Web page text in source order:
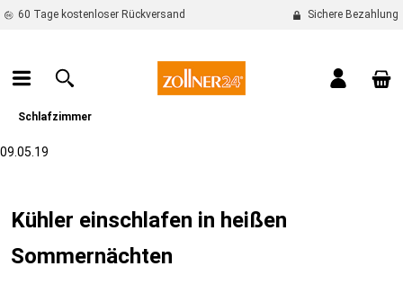
springen
60 Tage kostenloser Rückversand Sichere Bezahlung
Schlafzimmer
09.05.19
Kühler einschlafen in heißen
Sommernächten